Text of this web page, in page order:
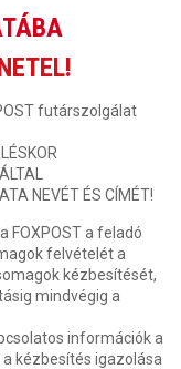
futárszolgálat
NEVÉT ÉS CÍMÉT!
FOXPOST a feladó
felvételét a
kézbesítését,
mindvégig a
információk a
kézbesítés igazolása